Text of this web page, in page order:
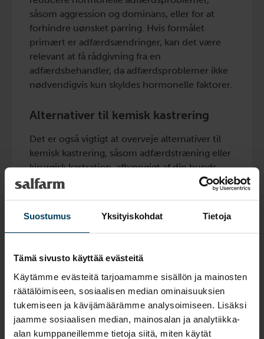
Suostumus Yksityiskohdat Tietoja
Tämä sivusto käyttää evästeitä
Käytämme evästeitä tarjoamamme sisällön ja mainosten
räätälöimiseen, sosiaalisen median ominaisuuksien
tukemiseen ja kävijämäärämme analysoimiseen. Lisäksi
jaamme sosiaalisen median, mainosalan ja analytiikka-
alan kumppaneillemme tietoja siitä, miten käytät
såsom aggression og dominans, eller for at
forhindre uønsket parring. Hvis formålet
primært er adfærdsændringer, kan det være
relevant at få rådgivning fra en
adfærdsbehandler, da adfærdsproblemer ikke
nødvendigvis kun skyldes hormonelle faktorer.
Alternativer til kemisk kastrering
Det er også vigtigt at overveje alternativer til
kemisk kastrering, såsom adfærdstræning eller
kirurgisk kastration, afhængigt af din hunds
specifikke behov. I nogle tilfælde kan træning
Selvom de fleste hunde tolererer kemisk
kastrering godt, kan der forekomme
bivirkninger. Disse kan variere afhængigt af den
enkelte hund og behandlingsmetoden. Her er
nogle af de mest almindelige bivirkninger: